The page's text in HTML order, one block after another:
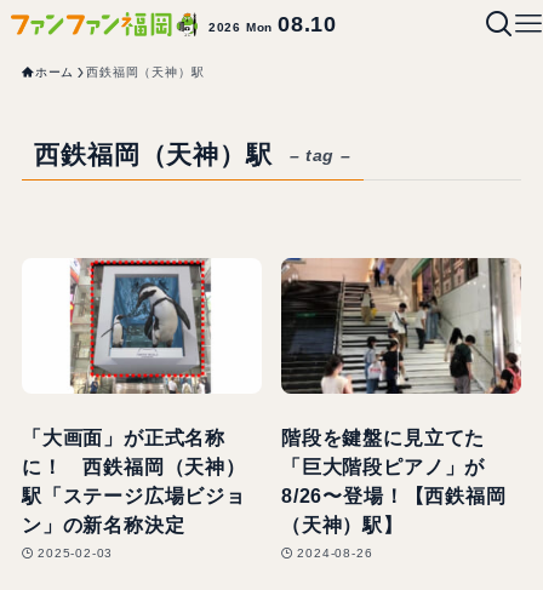
2026 Mon08.10
ホーム 西鉄福岡（天神）駅
西鉄福岡（天神）駅 – tag –
「大画面」が正式名称
に！ 西鉄福岡（天神）
駅「ステージ広場ビジョ
ン」の新名称決定
2025-02-03
階段を鍵盤に見立てた
「巨大階段ピアノ」が
8/26〜登場！【西鉄福岡
（天神）駅】
2024-08-26